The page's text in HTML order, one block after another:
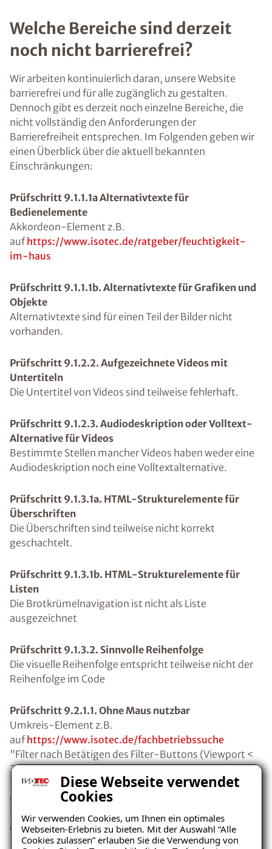
Diese Webseite verwendet
Cookies
Wir verwenden Cookies, um Ihnen ein optimales
Webseiten-Erlebnis zu bieten. Mit der Auswahl “Alle
Cookies zulassen” erlauben Sie die Verwendung von
Welche Bereiche sind derzeit
noch nicht barrierefrei?
Wir arbeiten kontinuierlich daran, unsere Website
barrierefrei und für alle zugänglich zu gestalten.
Dennoch gibt es derzeit noch einzelne Bereiche, die
nicht vollständig den Anforderungen der
Barrierefreiheit entsprechen. Im Folgenden geben wir
einen Überblick über die aktuell bekannten
Einschränkungen:
Prüfschritt 9.1.1.1a Alternativtexte für
Bedienelemente
Akkordeon-Element z.B.
auf https://www.isotec.de/ratgeber/feuchtigkeit-
im-haus
Prüfschritt 9.1.1.1b. Alternativtexte für Grafiken und
Objekte
Alternativtexte sind für einen Teil der Bilder nicht
vorhanden.
Prüfschritt 9.1.2.2. Aufgezeichnete Videos mit
Untertiteln
Die Untertitel von Videos sind teilweise fehlerhaft.
Prüfschritt 9.1.2.3. Audiodeskription oder Volltext-
Alternative für Videos
Bestimmte Stellen mancher Videos haben weder eine
Audiodeskription noch eine Volltextalternative.
Prüfschritt 9.1.3.1a. HTML-Strukturelemente für
Überschriften
Die Überschriften sind teilweise nicht korrekt
geschachtelt.
Prüfschritt 9.1.3.1b. HTML-Strukturelemente für
Listen
Die Brotkrümelnavigation ist nicht als Liste
ausgezeichnet
Prüfschritt 9.1.3.2. Sinnvolle Reihenfolge
Die visuelle Reihenfolge entspricht teilweise nicht der
Reihenfolge im Code
Prüfschritt 9.2.1.1. Ohne Maus nutzbar
Umkreis-Element z.B.
auf https://www.isotec.de/fachbetriebssuche
"Filter nach Betätigen des Filter-Buttons (Viewport <
768px) z.Bhttps://www.isotec.de/fachbetriebssuche
9.2.4.1. Bereiche überspringbar
fehlende Unterscheidung z.B. aria-label der
verschiedenen Navigationen